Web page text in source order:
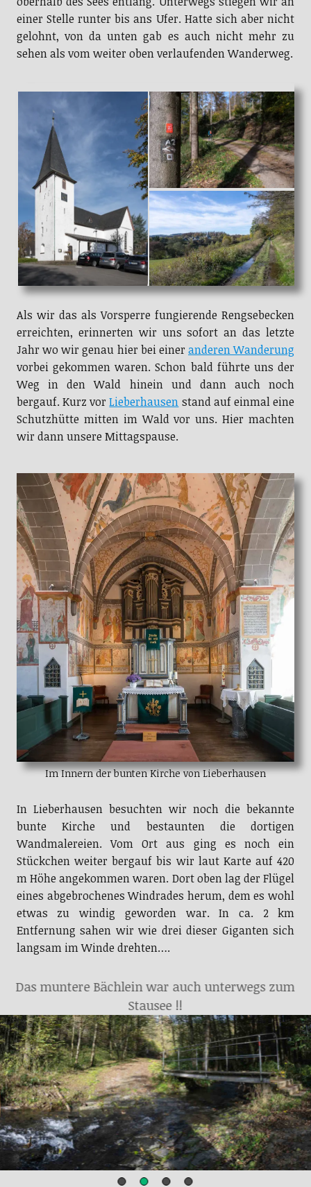
einer Stelle runter bis ans Ufer. Hatte sich aber nicht
gelohnt, von da unten gab es auch nicht mehr zu
sehen als vom weiter oben verlaufenden Wanderweg.
Als wir das als Vorsperre fungierende Rengsebecken
erreichten, erinnerten wir uns sofort an das letzte
Jahr wo wir genau hier bei eineranderen Wanderung
vorbei gekommen waren. Schon bald führte uns der
Weg in den Wald hinein und dann auch noch
bergauf. Kurz vorLieberhausen stand auf einmal eine
Schutzhütte mitten im Wald vor uns. Hier machten
wir dann unsere Mittagspause.
Im Innern der bunten Kirche von Lieberhausen
In Lieberhausen besuchten wir noch die bekannte
bunte Kirche und bestaunten die dortigen
Wandmalereien. Vom Ort aus ging es noch ein
Stückchen weiter bergauf bis wir laut Karte auf 420
m Höhe angekommen waren. Dort oben lag der Flügel
eines abgebrochenes Windrades herum, dem es wohl
etwas zu windig geworden war. In ca. 2 km
Entfernung sahen wir wie drei dieser Giganten sich
langsam im Winde drehten….
Das muntere Bächlein war auch unterwegs zum
Stausee !!